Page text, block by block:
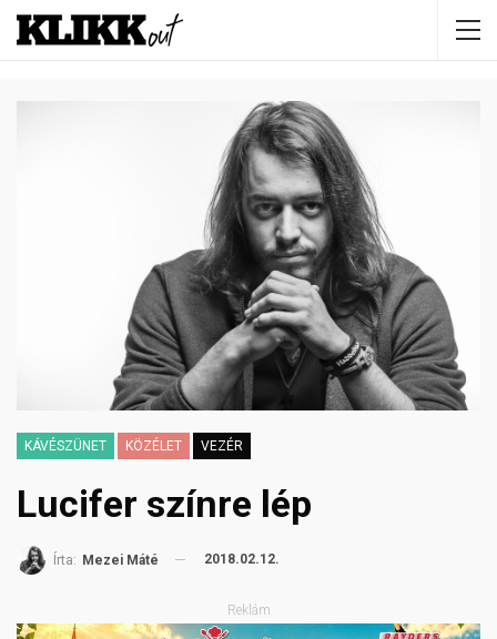
KÁVÉSZÜNET KÖZÉLET VEZÉR
Lucifer színre lép
Írta: Mezei Máté 2018.02.12.
Reklám